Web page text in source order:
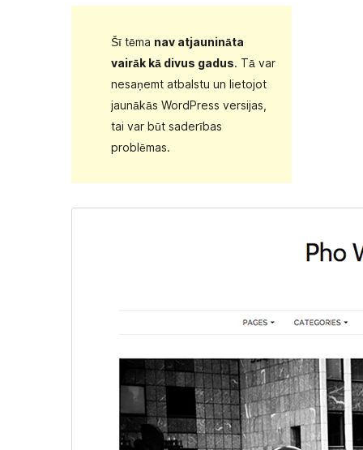
Šī tēma nav atjaunināta
vairāk kā divus gadus. Tā var
nesaņemt atbalstu un lietojot
jaunākās WordPress versijas,
tai var būt saderības
problēmas.